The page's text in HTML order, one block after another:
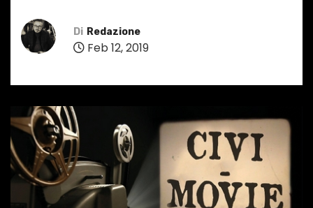
Di Redazione
Feb 12, 2019